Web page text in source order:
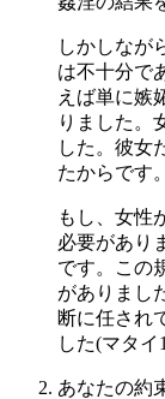
しかしなが
は不十分で
えば単に嫉
りました。
した。彼女
たからです。
もし、女性
必要があり
です。この
がありまし
断に任され
した(マタイ
あなたの約